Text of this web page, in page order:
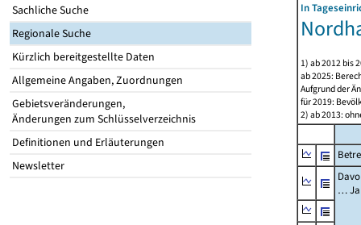
Sachliche Suche
Regionale Suche
Kürzlich bereitgestellte Daten
Allgemeine Angaben, Zuordnungen
Gebietsveränderungen,
Änderungen zum Schlüsselverzeichnis
Definitionen und Erläuterungen
Newsletter
In
1) ab 2012 bis
ab 2025:
Aufgrund der
für 2019:
2) ab 2013:
…